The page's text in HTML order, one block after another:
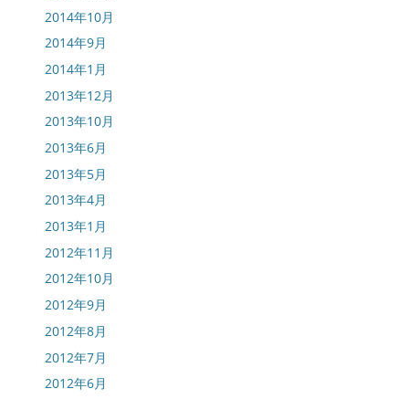
2014年10月
2014年9月
2014年1月
2013年12月
2013年10月
2013年6月
2013年5月
2013年4月
2013年1月
2012年11月
2012年10月
2012年9月
2012年8月
2012年7月
2012年6月